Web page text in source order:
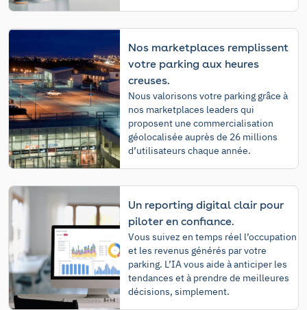
Nos marketplaces remplissent
votre parking aux heures
creuses.
Nous valorisons votre parking grâce à
nos marketplaces leaders qui
proposent une commercialisation
géolocalisée auprès de 26 millions
d’utilisateurs chaque année.
Un reporting digital clair pour
piloter en confiance.
Vous suivez en temps réel l’occupation
et les revenus générés par votre
parking. L’IA vous aide à anticiper les
tendances et à prendre de meilleures
décisions, simplement.